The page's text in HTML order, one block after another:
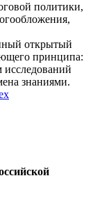
политики,
открытый
принципа:
исследований
знаниями.